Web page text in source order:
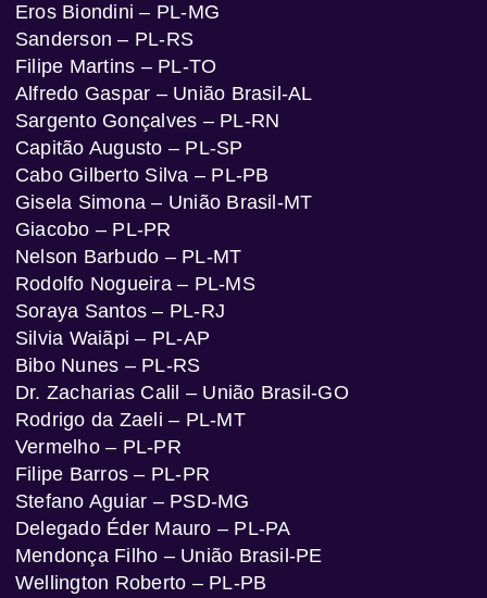
Eros Biondini – PL-MG
Sanderson – PL-RS
Filipe Martins – PL-TO
Alfredo Gaspar – União Brasil-AL
Sargento Gonçalves – PL-RN
Capitão Augusto – PL-SP
Cabo Gilberto Silva – PL-PB
Gisela Simona – União Brasil-MT
Giacobo – PL-PR
Nelson Barbudo – PL-MT
Rodolfo Nogueira – PL-MS
Soraya Santos – PL-RJ
Silvia Waiãpi – PL-AP
Bibo Nunes – PL-RS
Dr. Zacharias Calil – União Brasil-GO
Rodrigo da Zaeli – PL-MT
Vermelho – PL-PR
Filipe Barros – PL-PR
Stefano Aguiar – PSD-MG
Delegado Éder Mauro – PL-PA
Mendonça Filho – União Brasil-PE
Wellington Roberto – PL-PB